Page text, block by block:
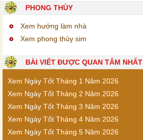
PHONG THỦY
Xem hướng làm nhà
Xem phong thủy sim
BÀI VIẾT ĐƯỢC QUAN TÂM NHẤT
Xem Ngày Tốt Tháng 1 Năm 2026
Xem Ngày Tốt Tháng 2 Năm 2026
Xem Ngày Tốt Tháng 3 Năm 2026
Xem Ngày Tốt Tháng 4 Năm 2026
Xem Ngày Tốt Tháng 5 Năm 2026